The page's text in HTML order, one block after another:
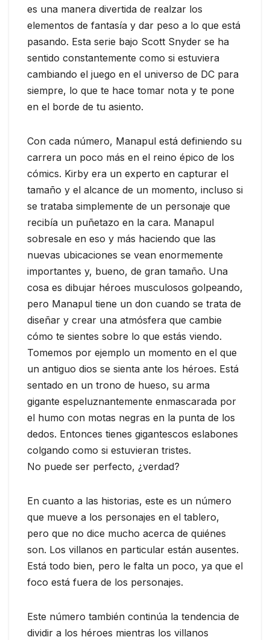
es una manera divertida de realzar los
elementos de fantasía y dar peso a lo que está
pasando. Esta serie bajo Scott Snyder se ha
sentido constantemente como si estuviera
cambiando el juego en el universo de DC para
siempre, lo que te hace tomar nota y te pone
en el borde de tu asiento.
Con cada número, Manapul está definiendo su
carrera un poco más en el reino épico de los
cómics. Kirby era un experto en capturar el
tamaño y el alcance de un momento, incluso si
se trataba simplemente de un personaje que
recibía un puñetazo en la cara. Manapul
sobresale en eso y más haciendo que las
nuevas ubicaciones se vean enormemente
importantes y, bueno, de gran tamaño. Una
cosa es dibujar héroes musculosos golpeando,
pero Manapul tiene un don cuando se trata de
diseñar y crear una atmósfera que cambie
cómo te sientes sobre lo que estás viendo.
Tomemos por ejemplo un momento en el que
un antiguo dios se sienta ante los héroes. Está
sentado en un trono de hueso, su arma
gigante espeluznantemente enmascarada por
el humo con motas negras en la punta de los
dedos. Entonces tienes gigantescos eslabones
colgando como si estuvieran tristes.
No puede ser perfecto, ¿verdad?
En cuanto a las historias, este es un número
que mueve a los personajes en el tablero,
pero que no dice mucho acerca de quiénes
son. Los villanos en particular están ausentes.
Está todo bien, pero le falta un poco, ya que el
foco está fuera de los personajes.
Este número también continúa la tendencia de
dividir a los héroes mientras los villanos